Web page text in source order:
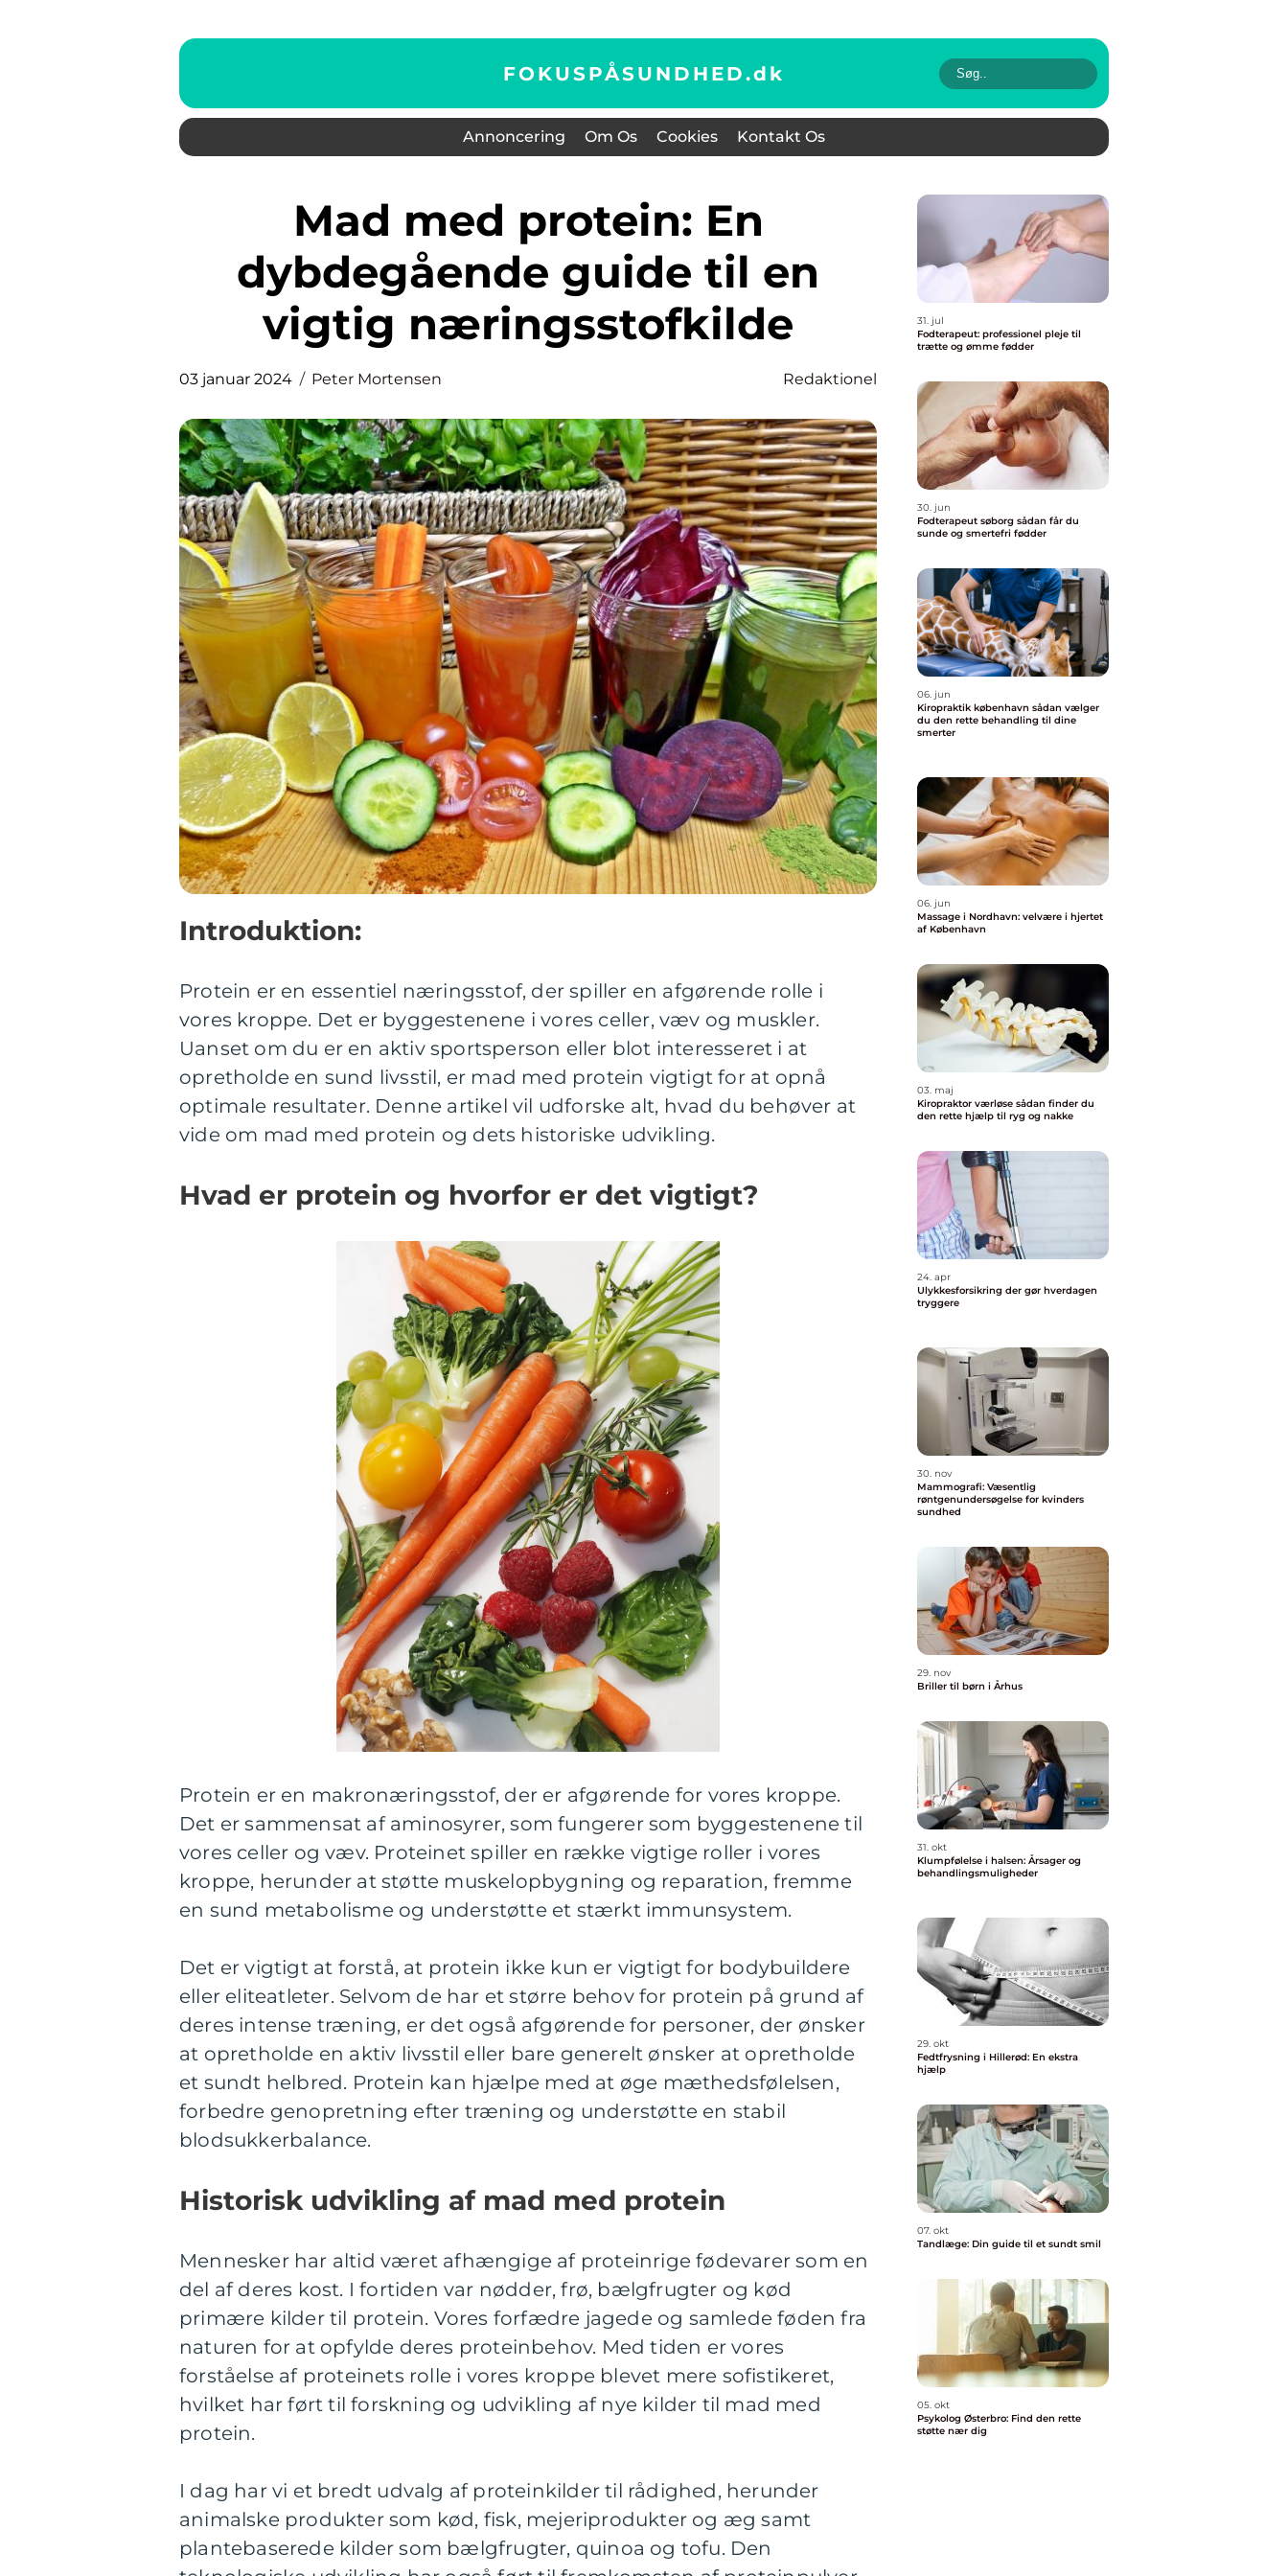
FOKUSPÅSUNDHED.dk
Annoncering Om Os Cookies Kontakt Os
Mad med protein: En
dybdegående guide til en
vigtig næringsstofkilde
03 januar 2024 Peter Mortensen Redaktionel
Introduktion:
Protein er en essentiel næringsstof, der spiller en afgørende rolle i
vores kroppe. Det er byggestenene i vores celler, væv og muskler.
Uanset om du er en aktiv sportsperson eller blot interesseret i at
opretholde en sund livsstil, er mad med protein vigtigt for at opnå
optimale resultater. Denne artikel vil udforske alt, hvad du behøver at
vide om mad med protein og dets historiske udvikling.
Hvad er protein og hvorfor er det vigtigt?
Protein er en makronæringsstof, der er afgørende for vores kroppe.
Det er sammensat af aminosyrer, som fungerer som byggestenene til
vores celler og væv. Proteinet spiller en række vigtige roller i vores
kroppe, herunder at støtte muskelopbygning og reparation, fremme
en sund metabolisme og understøtte et stærkt immunsystem.
Det er vigtigt at forstå, at protein ikke kun er vigtigt for bodybuildere
eller eliteatleter. Selvom de har et større behov for protein på grund af
deres intense træning, er det også afgørende for personer, der ønsker
at opretholde en aktiv livsstil eller bare generelt ønsker at opretholde
et sundt helbred. Protein kan hjælpe med at øge mæthedsfølelsen,
forbedre genopretning efter træning og understøtte en stabil
blodsukkerbalance.
Historisk udvikling af mad med protein
Mennesker har altid været afhængige af proteinrige fødevarer som en
del af deres kost. I fortiden var nødder, frø, bælgfrugter og kød
primære kilder til protein. Vores forfædre jagede og samlede føden fra
naturen for at opfylde deres proteinbehov. Med tiden er vores
forståelse af proteinets rolle i vores kroppe blevet mere sofistikeret,
hvilket har ført til forskning og udvikling af nye kilder til mad med
protein.
I dag har vi et bredt udvalg af proteinkilder til rådighed, herunder
animalske produkter som kød, fisk, mejeriprodukter og æg samt
plantebaserede kilder som bælgfrugter, quinoa og tofu. Den
31. jul
Fodterapeut: professionel pleje til
trætte og ømme fødder
30. jun
Fodterapeut søborg sådan får du
sunde og smertefri fødder
06. jun
Kiropraktik københavn sådan vælger
du den rette behandling til dine
smerter
06. jun
Massage i Nordhavn: velvære i hjertet
af København
03. maj
Kiropraktor værløse sådan finder du
den rette hjælp til ryg og nakke
24. apr
Ulykkesforsikring der gør hverdagen
tryggere
30. nov
Mammografi: Væsentlig
røntgenundersøgelse for kvinders
sundhed
29. nov
Briller til børn i Århus
31. okt
Klumpfølelse i halsen: Årsager og
behandlingsmuligheder
29. okt
Fedtfrysning i Hillerød: En ekstra
hjælp
07. okt
Tandlæge: Din guide til et sundt smil
05. okt
Psykolog Østerbro: Find den rette
støtte nær dig